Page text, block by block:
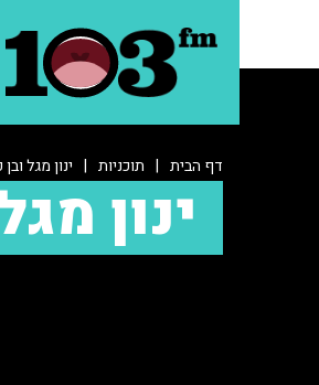
דף הבית | תוכניות | ינון מגל
ינון